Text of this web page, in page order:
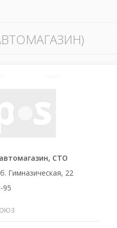
СТО
Гимназическая, 22
95